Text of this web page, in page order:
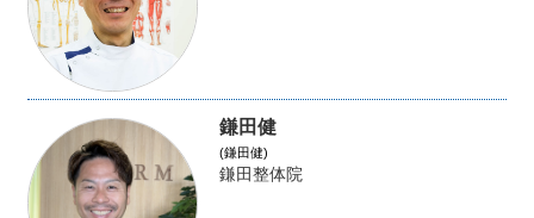
鎌田健
(鎌田健)
鎌田整体院